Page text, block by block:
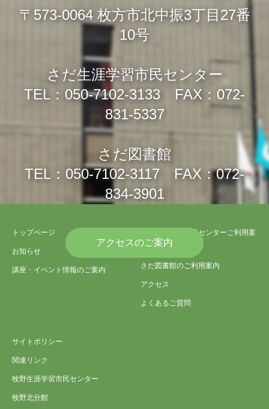
〒573-0064 枚方市北中振3丁目27番
10号
さだ生涯学習市民センター
TEL：050-7102-3133 FAX：072-
831-5337
さだ図書館
TEL：050-7102-3117 FAX：072-
834-3901
アクセスのご案内
トップページ
お知らせ
講座・イベント情報のご案内
さだ生涯学習市民センターご利用案
内
さだ図書館のご利用案内
アクセス
よくあるご質問
サイトポリシー
関連リンク
牧野生涯学習市民センター
牧野北分館